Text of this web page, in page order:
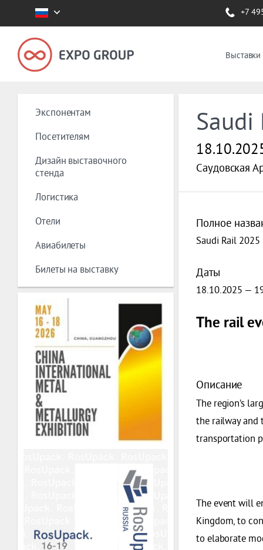
+7
Экспонентам
Посетителям
Дизайн выставочного
стенда
Логистика
Отели
Авиабилеты
Билеты на выставку
Саудовская
Полное
Saudi Rail 2025
Даты
18.10.2025 —
The rail
Описание
The region’s
the railway and
transportation
The event will
Kingdom, to
to elaborate